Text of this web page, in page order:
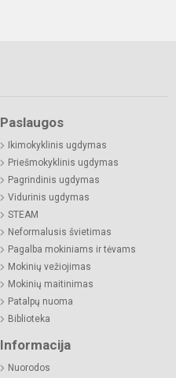
Paslaugos
Ikimokyklinis ugdymas
Priešmokyklinis ugdymas
Pagrindinis ugdymas
Vidurinis ugdymas
STEAM
Neformalusis švietimas
Pagalba mokiniams ir tėvams
Mokinių vežiojimas
Mokinių maitinimas
Patalpų nuoma
Biblioteka
Informacija
Nuorodos